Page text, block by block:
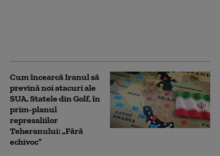
Cum încearcă Iranul să
prevină noi atacuri ale
SUA. Statele din Golf, în
prim-planul
represaliilor
Teheranului: „Fără
echivoc”